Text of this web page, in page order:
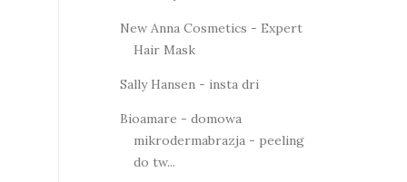
New Anna Cosmetics - Expert
Hair Mask
Sally Hansen - insta dri
Bioamare - domowa
mikrodermabrazja - peeling
do tw...